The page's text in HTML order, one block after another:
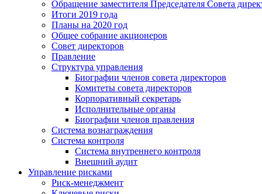
Обращение заместителя Председателя Совета
Итоги 2019 года
Планы на 2020 год
Общее собрание акционеров
Совет директоров
Правление
Структура управления
Биографии членов совета директоров
Комитеты совета директоров
Корпоративный секретарь
Исполнительные органы
Биографии членов правления
Система вознаграждения
Система контроля
Система внутреннего контроля
Внешний аудит
Управление рисками
Риск-менеджмент